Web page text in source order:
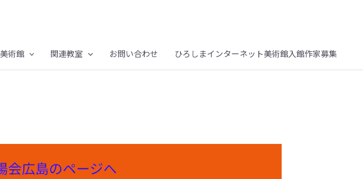
術館 関連教室 お問い合わせ ひろしまインターネット美術館入館作家募集